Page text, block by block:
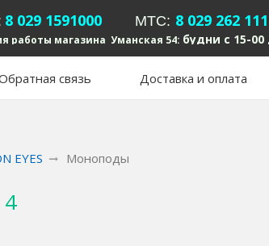
8 029 1591000 MTC: 8 029 262
работы магазина Уманская 54: будни с 15-00
связь Доставка и оплата
EYES Моноподы
4